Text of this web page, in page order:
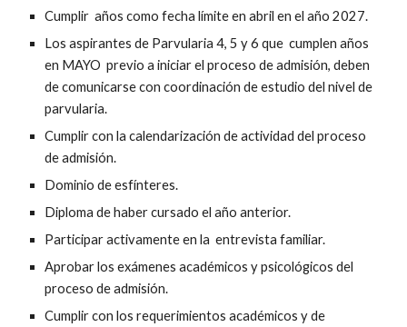
Cumplir años como fecha límite en abril en el año 2027.
Los aspirantes de Parvularia 4, 5 y 6 que cumplen años
en MAYO previo ainiciar el proceso de admisión, deben
de comunicarse con coordinación de estudio del nivel de
parvularia.
Cumplir con la calendarización de actividad del proceso
de admisión.
Dominio de esfínteres.
Diploma de haber cursado el año anterior.
Participar activamente en la entrevista familiar.
Aprobar los exámenes académicos y psicológicos del
proceso de admisión.
Cumplir con los requerimientos académicos y de